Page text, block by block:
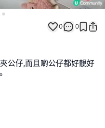
0 0
公仔,而且啲公仔都好靚好